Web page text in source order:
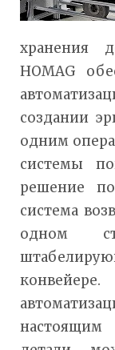
хранения
HOMAG
создании
одним
системы
решение
система
одном
настоящим